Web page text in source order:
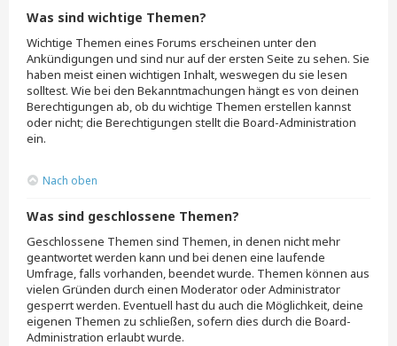
Was sind wichtige Themen?
Wichtige Themen eines Forums erscheinen unter den
Ankündigungen und sind nur auf der ersten Seite zu sehen. Sie
haben meist einen wichtigen Inhalt, weswegen du sie lesen
solltest. Wie bei den Bekanntmachungen hängt es von deinen
Berechtigungen ab, ob du wichtige Themen erstellen kannst
oder nicht; die Berechtigungen stellt die Board-Administration
ein.
Nach oben
Was sind geschlossene Themen?
Geschlossene Themen sind Themen, in denen nicht mehr
geantwortet werden kann und bei denen eine laufende
Umfrage, falls vorhanden, beendet wurde. Themen können aus
vielen Gründen durch einen Moderator oder Administrator
gesperrt werden. Eventuell hast du auch die Möglichkeit, deine
eigenen Themen zu schließen, sofern dies durch die Board-
Administration erlaubt wurde.